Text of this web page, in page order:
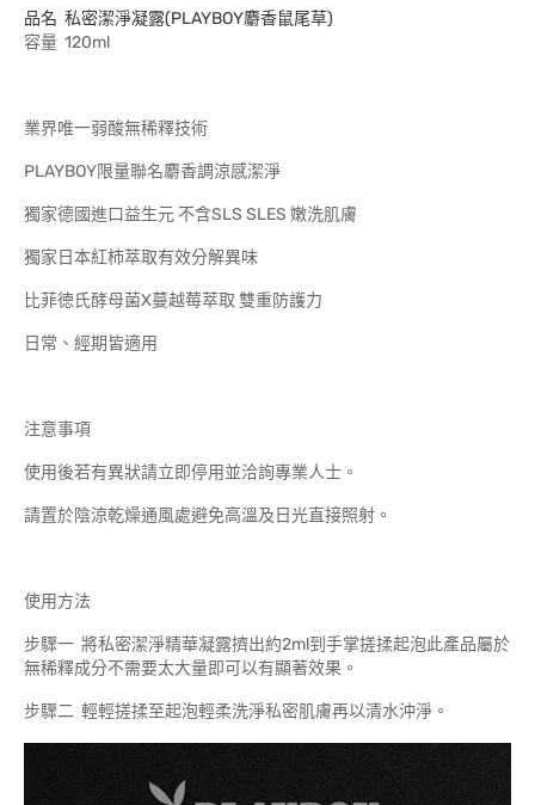
品名 私密潔淨凝露(PLAYBOY麝香鼠尾草)
容量 120ml
業界唯一弱酸無稀釋技術
PLAYBOY限量聯名麝香調涼感潔淨
獨家德國進口益生元 不含SLS SLES 嫩洗肌膚
獨家日本紅柿萃取有效分解異味
比菲徳氏酵母菌X蔓越莓萃取 雙重防護力
日常、經期皆適用
注意事項
使用後若有異狀請立即停用並洽詢專業人士。
請置於陰涼乾燥通風處避免高溫及日光直接照射。
使用方法
步驟一 將私密潔淨精華凝露擠出約2ml到手掌搓揉起泡此產品屬於
無稀釋成分不需要太大量即可以有顯著效果。
步驟二 輕輕搓揉至起泡輕柔洗淨私密肌膚再以清水沖淨。